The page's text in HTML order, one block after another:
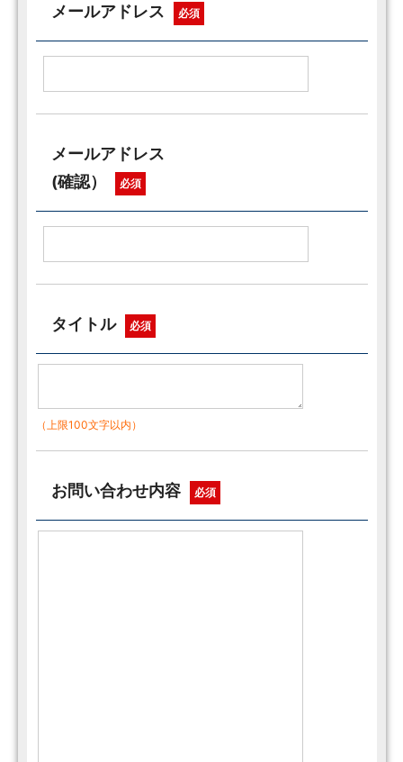
メールアドレス 必須
メールアドレス
(確認）
必須
タイトル 必須
（上限100文字以内）
お問い合わせ内容 必須